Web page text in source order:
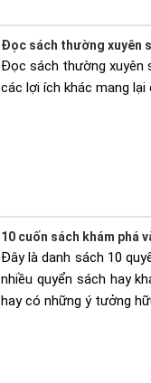
Đọc sách thường xuyên
Đọc sách thường xuyên
các lợi ích khác mang
10 cuốn sách khám phá
Đây là danh sách 10
nhiều quyển sách hay
hay có những ý tưởng